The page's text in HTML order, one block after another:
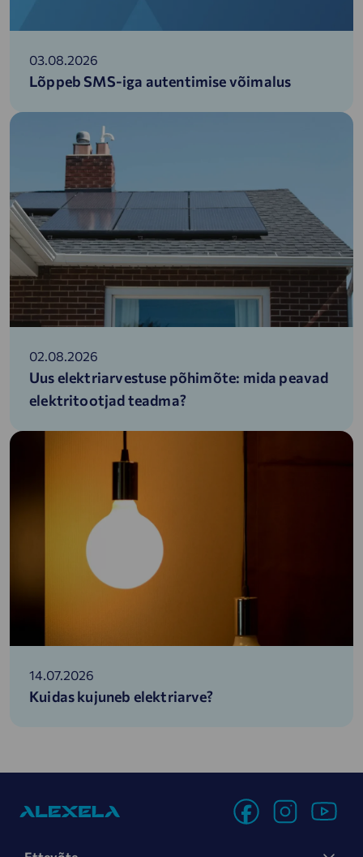
03.08.2026
Lõppeb SMS-iga autentimise võimalus
02.08.2026
Uus elektriarvestuse põhimõte: mida peavad
elektritootjad teadma?
14.07.2026
Kuidas kujuneb elektriarve?